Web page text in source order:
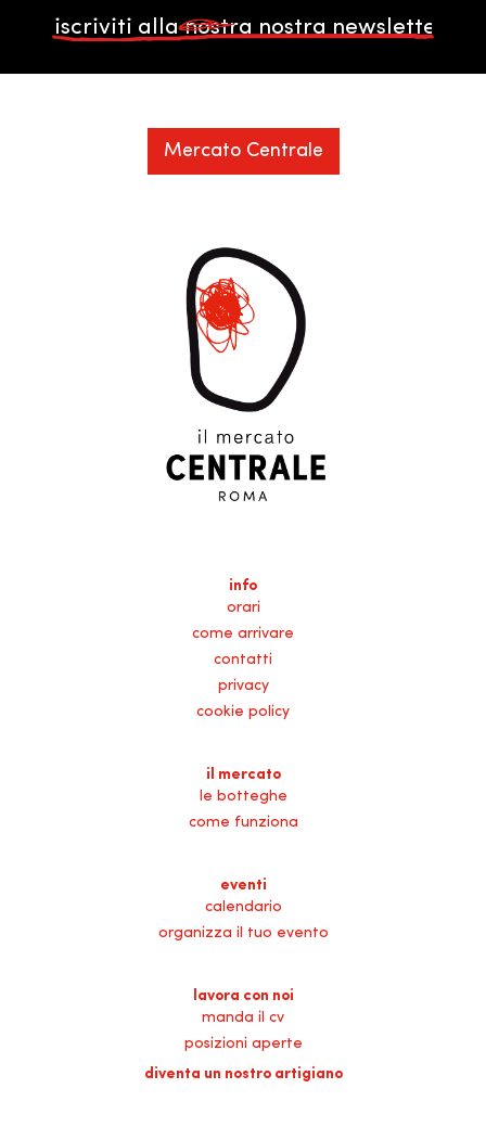
Mercato Centrale
info
orari
come arrivare
contatti
privacy
cookie policy
il mercato
le botteghe
come funziona
eventi
calendario
organizza il tuo evento
lavora con noi
manda il cv
posizioni aperte
diventa un nostro artigiano